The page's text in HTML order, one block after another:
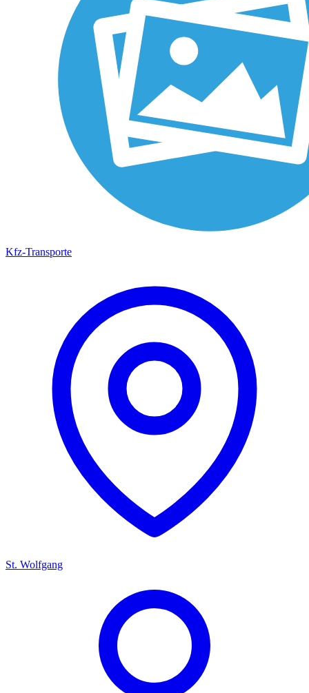
Kfz-Transporte
St. Wolfgang